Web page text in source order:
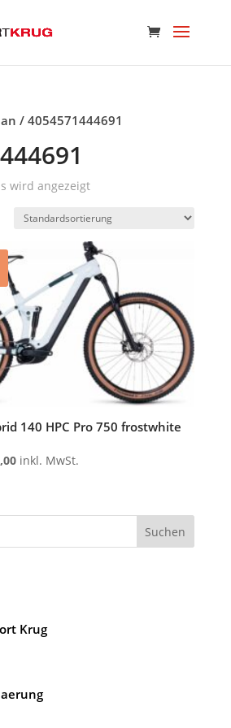
/ 4054571444691
wird angezeigt
140 HPC Pro 750 frostwhite
Aktueller
€ 3
inkl. MwSt.
Suchen
Krug